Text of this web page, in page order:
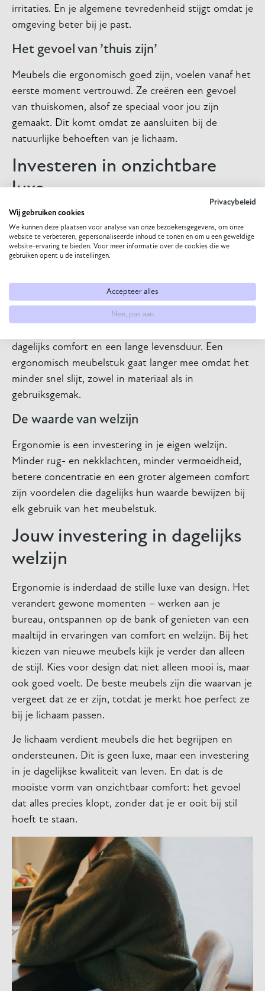
irritaties. En je algemene tevredenheid stijgt omdat je
omgeving beter bij je past.
Het gevoel van ’thuis zijn’
Meubels die ergonomisch goed zijn, voelen vanaf het
eerste moment vertrouwd. Ze creëren een gevoel
van thuiskomen, alsof ze speciaal voor jou zijn
gemaakt. Dit komt omdat ze aansluiten bij de
natuurlijke behoeften van je lichaam.
Investeren in onzichtbare
luxe
Kwaliteit die je voelt, niet ziet
Bij ergonomische meubels zit de kwaliteit vaak in
details die niet direct opvallen. Denk aan vulling die
jarenlang meegaan en afstelmogelijkheden die soepel
blijven werken.
dagelijks comfort en een lange levensduur. Een
ergonomisch meubelstuk gaat langer mee omdat het
minder snel slijt, zowel in materiaal als in
gebruiksgemak.
De waarde van welzijn
Ergonomie is een investering in je eigen welzijn.
Minder rug- en nekklachten, minder vermoeidheid,
betere concentratie en een groter algemeen comfort
zijn voordelen die dagelijks hun waarde bewijzen bij
elk gebruik van het meubelstuk.
Jouw investering in dagelijks
welzijn
Ergonomie is inderdaad de stille luxe van design. Het
verandert gewone momenten – werken aan je
bureau, ontspannen op de bank of genieten van een
maaltijd in ervaringen van comfort en welzijn. Bij het
kiezen van nieuwe meubels kijk je verder dan alleen
de stijl. Kies voor design dat niet alleen mooi is, maar
ook goed voelt. De beste meubels zijn die waarvan je
vergeet dat ze er zijn, totdat je merkt hoe perfect ze
bij je lichaam passen.
Je lichaam verdient meubels die het begrijpen en
ondersteunen. Dit is geen luxe, maar een investering
in je dagelijkse kwaliteit van leven. En dat is de
mooiste vorm van onzichtbaar comfort: het gevoel
dat alles precies klopt, zonder dat je er ooit bij stil
hoeft te staan.
Privacybeleid
Wij gebruiken cookies
We kunnen deze plaatsen voor analyse van onze bezoekersgegevens, om onze
website te verbeteren, gepersonaliseerde inhoud te tonen en om u een geweldige
website-ervaring te bieden. Voor meer informatie over de cookies die we
gebruiken opent u de instellingen.
Accepteer alles
Nee, pas aan